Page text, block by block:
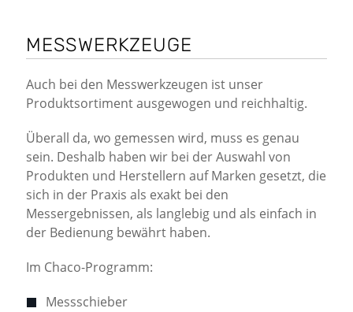
MESSWERKZEUGE
Auch bei den Messwerkzeugen ist unser
Produktsortiment ausgewogen und reichhaltig.
Überall da, wo gemessen wird, muss es genau
sein. Deshalb haben wir bei der Auswahl von
Produkten und Herstellern auf Marken gesetzt, die
sich in der Praxis als exakt bei den
Messergebnissen, als langlebig und als einfach in
der Bedienung bewährt haben.
Im Chaco-Programm:
Messschieber